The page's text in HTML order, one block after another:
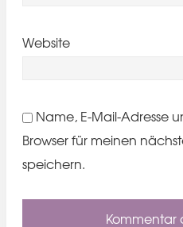
Website
Name, E-Mail-Adresse
Browser für meinen
speichern.